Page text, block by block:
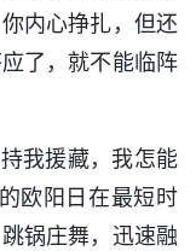
内心挣扎，但还
了，就不能临阵
我援藏，我怎能
欧阳日在最短时
锅庄舞，迅速融